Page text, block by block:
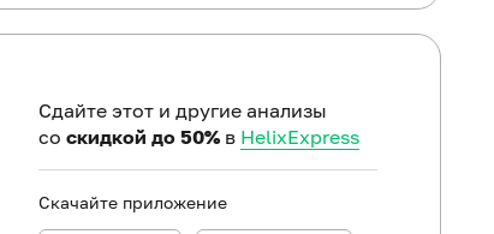
Сдайте этот и другие анализы
со скидкой до 50% в HelixExpress
Скачайте приложение